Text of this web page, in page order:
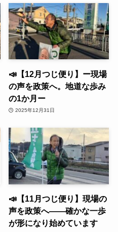
📣【12月つじ便り】ー現場
の声を政策へ。地道な歩み
の1か月ー
2025年12月31日
📣【11月つじ便り】現場の
声を政策へ——確かな一歩
が形になり始めています